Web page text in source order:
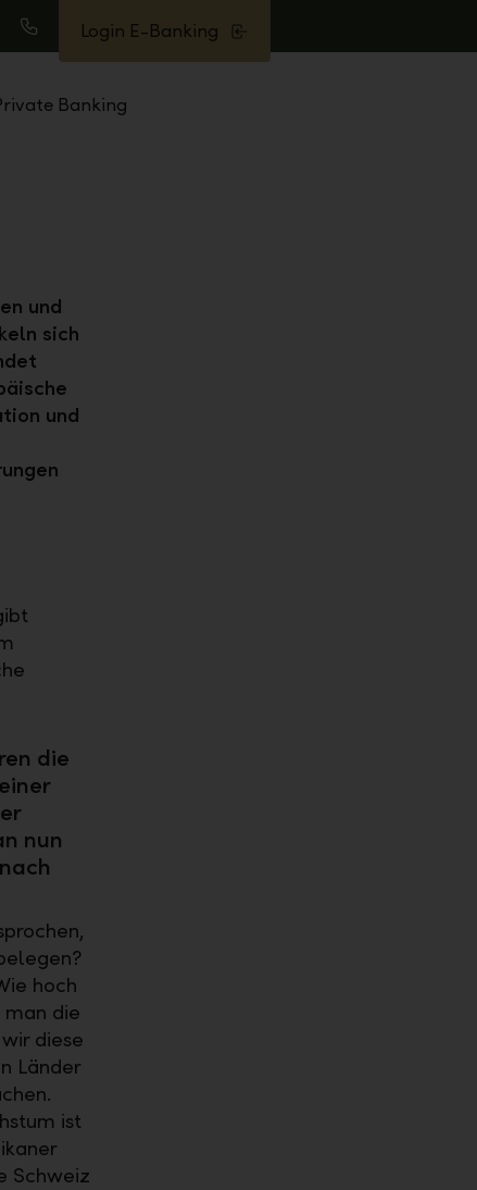
Anrufen
Login E-Banking
Banking
und
sich
und
die
nun
hoch
man die
diese
Länder
ist
Schweiz